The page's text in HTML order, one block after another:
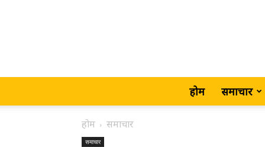
होम समाचार
होम समाचार
समाचार